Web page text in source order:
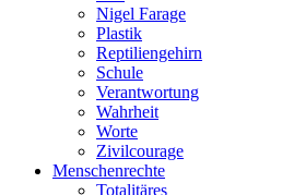
Nigel Farage
Plastik
Reptiliengehirn
Schule
Verantwortung
Wahrheit
Worte
Zivilcourage
Menschenrechte
Totalitäres